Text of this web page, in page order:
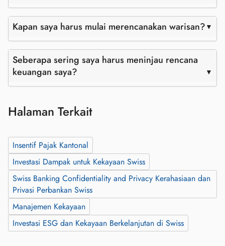
Kapan saya harus mulai merencanakan warisan?
Seberapa sering saya harus meninjau rencana
keuangan saya?
Halaman Terkait
Insentif Pajak Kantonal
Investasi Dampak untuk Kekayaan Swiss
Swiss Banking Confidentiality and Privacy Kerahasiaan dan
Privasi Perbankan Swiss
Manajemen Kekayaan
Investasi ESG dan Kekayaan Berkelanjutan di Swiss